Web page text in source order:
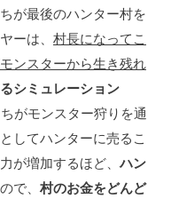
が最後のハンター村を
ーは、 村長になってこ
ンスターから生き残れ
シミュレーション
がモンスター狩りを通
してハンターに売るこ
が増加するほど、ハン
で、 村のお金をどんど